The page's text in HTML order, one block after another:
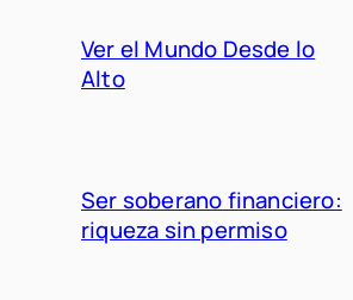
Ver el Mundo Desde lo
Alto
Ser soberano financiero:
riqueza sin permiso